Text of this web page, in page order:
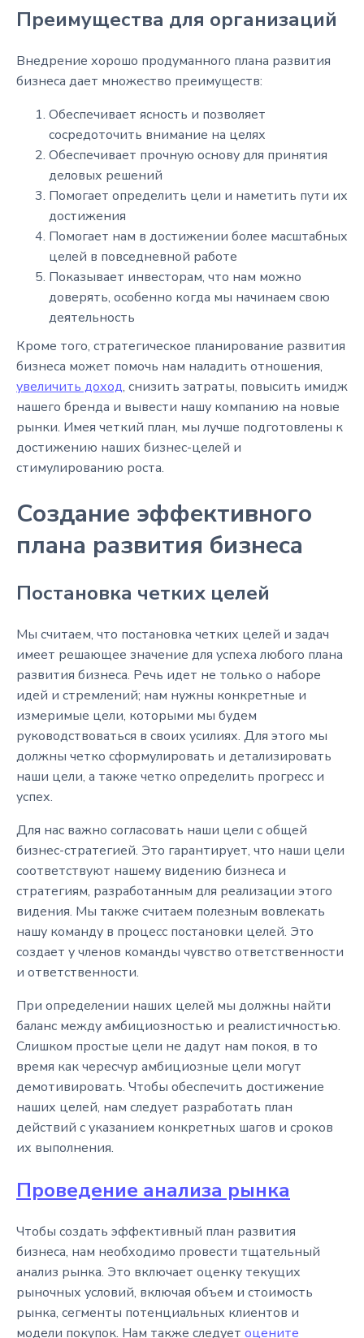
Преимущества для организаций
Внедрение хорошо продуманного плана развития
бизнеса дает множество преимуществ:
Обеспечивает ясность и позволяет
сосредоточить внимание на целях
Обеспечивает прочную основу для принятия
деловых решений
Помогает определить цели и наметить пути их
достижения
Помогает нам в достижении более масштабных
целей в повседневной работе
Показывает инвесторам, что нам можно
доверять, особенно когда мы начинаем свою
деятельность
Кроме того, стратегическое планирование развития
бизнеса может помочь нам наладить отношения,
увеличить доход, снизить затраты, повысить имидж
нашего бренда и вывести нашу компанию на новые
рынки. Имея четкий план, мы лучше подготовлены к
достижению наших бизнес-целей и
стимулированию роста.
Создание эффективного
плана развития бизнеса
Постановка четких целей
Мы считаем, что постановка четких целей и задач
имеет решающее значение для успеха любого плана
развития бизнеса. Речь идет не только о наборе
идей и стремлений; нам нужны конкретные и
измеримые цели, которыми мы будем
руководствоваться в своих усилиях. Для этого мы
должны четко сформулировать и детализировать
наши цели, а также четко определить прогресс и
успех.
Для нас важно согласовать наши цели с общей
бизнес-стратегией. Это гарантирует, что наши цели
соответствуют нашему видению бизнеса и
стратегиям, разработанным для реализации этого
видения. Мы также считаем полезным вовлекать
нашу команду в процесс постановки целей. Это
создает у членов команды чувство ответственности
и ответственности.
При определении наших целей мы должны найти
баланс между амбициозностью и реалистичностью.
Слишком простые цели не дадут нам покоя, в то
время как чересчур амбициозные цели могут
демотивировать. Чтобы обеспечить достижение
наших целей, нам следует разработать план
действий с указанием конкретных шагов и сроков
их выполнения.
Проведение анализа рынка
Чтобы создать эффективный план развития
бизнеса, нам необходимо провести тщательный
анализ рынка. Это включает оценку текущих
рыночных условий, включая объем и стоимость
рынка, сегменты потенциальных клиентов и
модели покупок. Нам также следует оцените